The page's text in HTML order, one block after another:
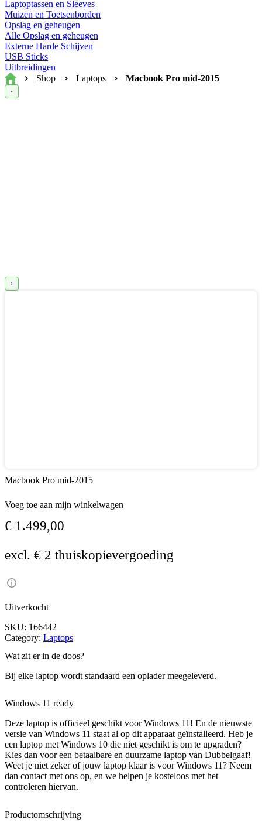
Laptoptassen en Sleeves
Muizen en Toetsenborden
Opslag en geheugen
Alle Opslag en geheugen
Externe Harde Schijven
USB Sticks
Uitbreidingen
Home
Shop Laptops Macbook Pro mid-2015
Macbook Pro mid-2015
Voeg toe aan mijn winkelwagen
€ 1.499,00
excl. € 2 thuiskopievergoeding
Uitverkocht
SKU: 166442
Category: Laptops
Wat zit er in de doos?
Bij elke laptop wordt standaard een oplader meegeleverd.
Windows 11 ready
Deze laptop is officieel geschikt voor Windows 11! En de nieuwste
versie van Windows 11 staat al op dit apparaat geïnstalleerd. Heb je
een laptop met Windows 10 die niet geschikt is om te upgraden?
Kies dan voor een betaalbare en duurzame laptop van Dubbelgaaf!
Weet je niet zeker of jouw laptop klaar is voor Windows 11? Neem
dan contact met ons op, en we helpen je kosteloos met het
controleren hiervan.
Productomschrijving